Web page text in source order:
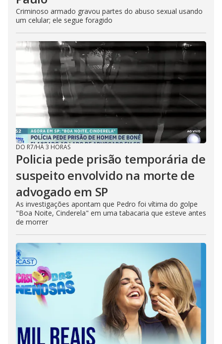
Criminoso armado gravou partes do abuso sexual usando
um celular; ele segue foragido
DO R7/HÁ 3 HORAS
Policia pede prisão temporária de
suspeito envolvido na morte de
advogado em SP
As investigações apontam que Pedro foi vítima do golpe
"Boa Noite, Cinderela" em uma tabacaria que esteve antes
de morrer